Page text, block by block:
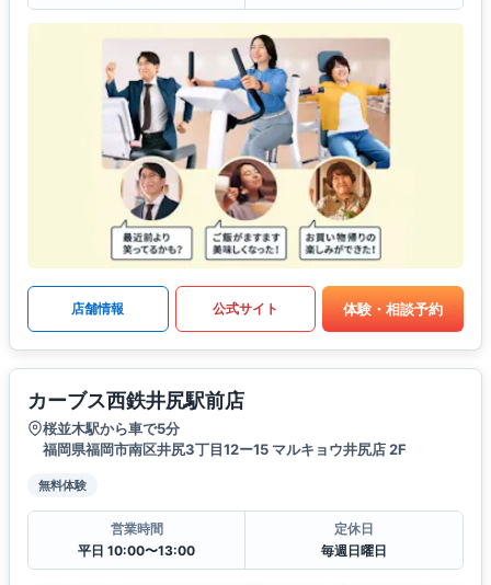
店舗情報 公式サイト 体験・相談予約
カーブス西鉄井尻駅前店
桜並木駅から車で5分
福岡県福岡市南区井尻3丁目12ー15 マルキョウ井尻店 2F
無料体験
営業時間
平日 10:00〜13:00
定休日
毎週日曜日